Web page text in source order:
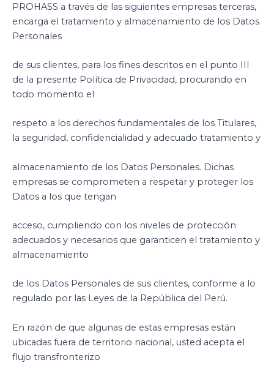
PROHASS a través de las siguientes empresas terceras,
encarga el tratamiento y almacenamiento de los Datos
Personales
de sus clientes, para los fines descritos en el punto III
de la presente Política de Privacidad, procurando en
todo momento el
respeto a los derechos fundamentales de los Titulares,
la seguridad, confidencialidad y adecuado tratamiento y
almacenamiento de los Datos Personales. Dichas
empresas se comprometen a respetar y proteger los
Datos a los que tengan
acceso, cumpliendo con los niveles de protección
adecuados y necesarios que garanticen el tratamiento y
almacenamiento
de los Datos Personales de sus clientes, conforme a lo
regulado por las Leyes de la República del Perú.
En razón de que algunas de estas empresas están
ubicadas fuera de territorio nacional, usted acepta el
flujo transfronterizo